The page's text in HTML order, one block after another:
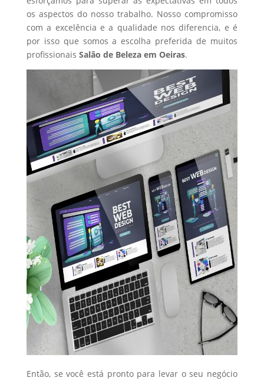
os aspectos do nosso trabalho. Nosso compromisso
com a excelência e a qualidade nos diferencia, e é
por isso que somos a escolha preferida de muitos
profissionais Salão de Belezaem Oeiras.
Então, se você está pronto para levar o seu negócio